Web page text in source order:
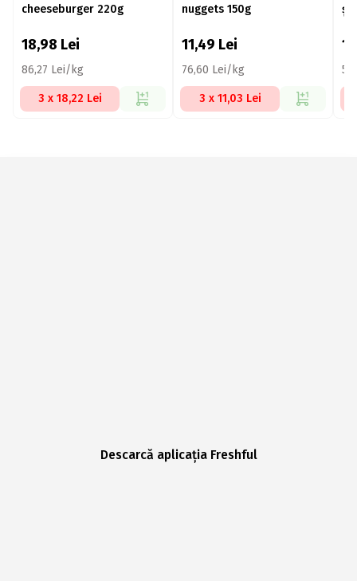
cheeseburger 220g
18,98 Lei
86,27 Lei/kg
3 x 18,22 Lei
nuggets 150g
11,49 Lei
76,60 Lei/kg
3 x 11,03 Lei
Descarcă aplicația Freshful